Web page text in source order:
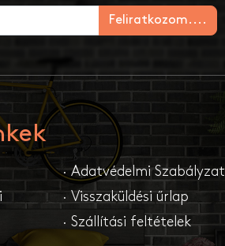
Feliratkozom....
· Adatvédelmi Szabályzat
· Visszaküldési űrlap
· Szállítási feltételek